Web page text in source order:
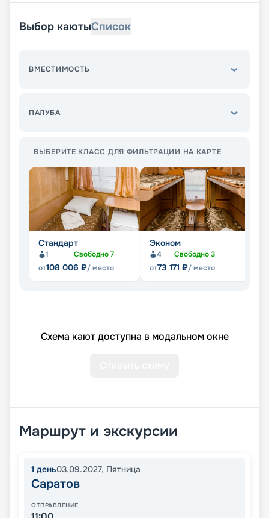
Выбор каютыСписок
ВМЕСТИМОСТЬ
ПАЛУБА
ВЫБЕРИТЕ КЛАСС ДЛЯ ФИЛЬТРАЦИИ НА КАРТЕ
Стандарт
1 Свободно7
от108 006 ₽/ место
Эконом
4 Свободно3
от73 171 ₽/ место
Схема кают доступна в модальном окне
Маршрут и экскурсии
1 день03.09.2027, Пятница
Саратов
ОТПРАВЛЕНИЕ